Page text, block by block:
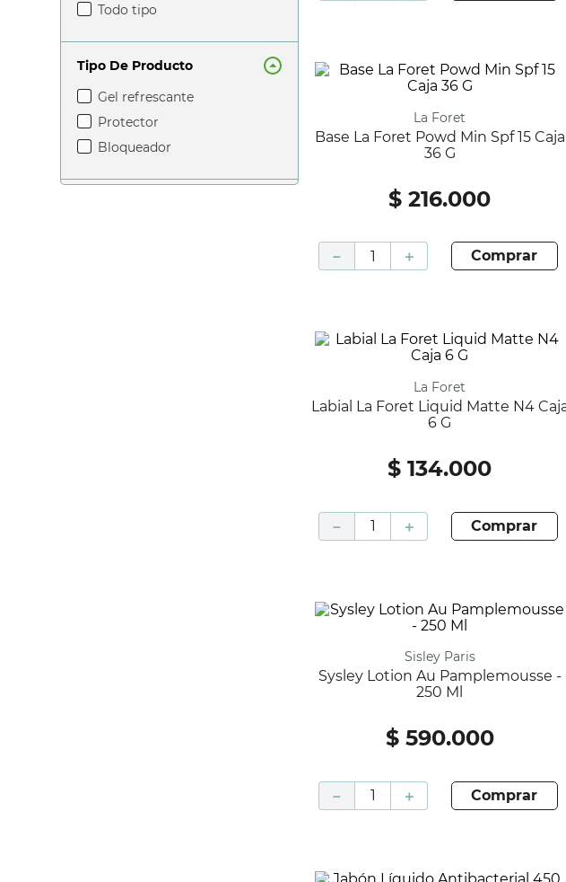
todo tipo
Tipo De Producto
gel refrescante
protector
bloqueador
La Foret
Base La Foret Powd Min Spf 15 Caja
36 G
$ 216.000
＋
－ comprar
La Foret
Labial La Foret Liquid Matte N4 Caja
6 G
$ 134.000
＋
－ comprar
Sisley Paris
Sysley Lotion Au Pamplemousse -
250 Ml
$ 590.000
＋
－ comprar